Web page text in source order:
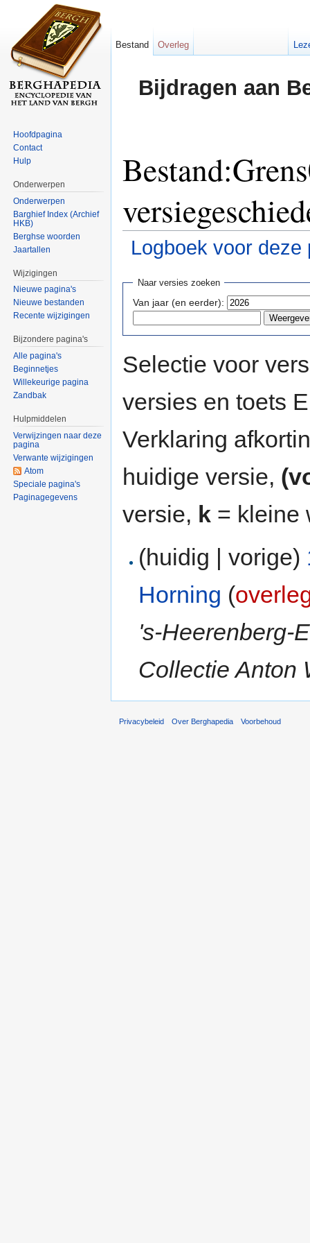
Bijdragen aan
Logboek voor deze
Naar versies zoeken
Van jaar (en eerder):
Selectie voor
versies en toets
Verklaring
huidige versie,
versie, k = kleine
(huidig | vorige)
Horning (
's-Heerenberg-
Collectie Anton
Bestand Overleg
Hoofdpagina
Contact
Hulp
Onderwerpen
Onderwerpen
Barghief Index (Archief
HKB)
Berghse woorden
Jaartallen
Wijzigingen
Nieuwe pagina's
Nieuwe bestanden
Recente wijzigingen
Bijzondere pagina's
Alle pagina's
Beginnetjes
Willekeurige pagina
Zandbak
Hulpmiddelen
Verwijzingen naar deze
pagina
Verwante wijzigingen
Atom
Speciale pagina's
Paginagegevens
Privacybeleid Over Berghapedia Voorbehoud